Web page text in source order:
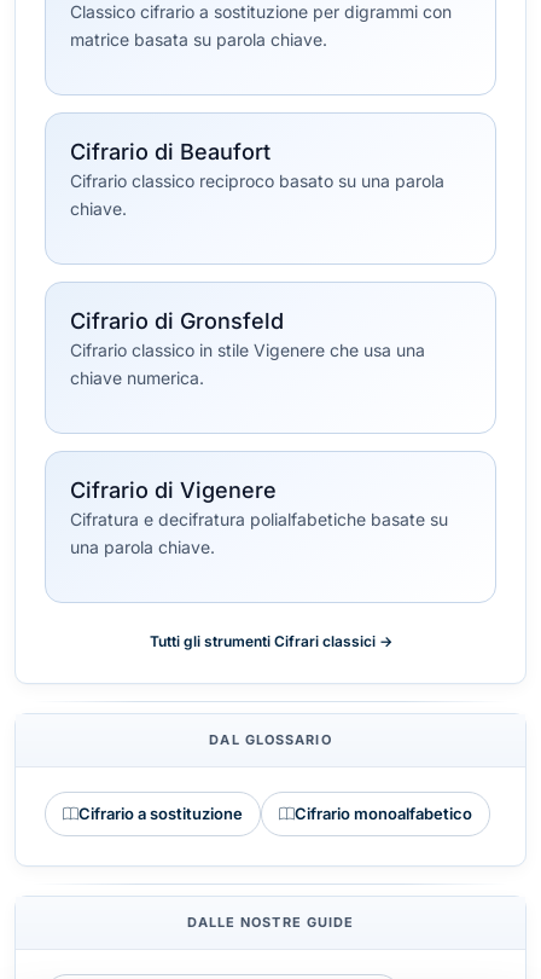
Classico cifrario a sostituzione per digrammi con
matrice basata su parola chiave.
Cifrario di Beaufort
Cifrario classico reciproco basato su una parola
chiave.
Cifrario di Gronsfeld
Cifrario classico in stile Vigenere che usa una
chiave numerica.
Cifrario di Vigenere
Cifratura e decifratura polialfabetiche basate su
una parola chiave.
Tutti gli strumenti Cifrari classici →
DAL GLOSSARIO
Cifrario a sostituzione Cifrario monoalfabetico
DALLE NOSTRE GUIDE